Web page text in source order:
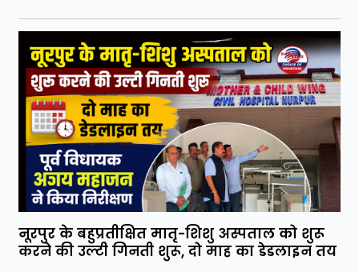
नूरपुर के बहुप्रतीक्षित मातृ-शिशु अस्पताल को शुरू
करने की उल्टी गिनती शुरू, दो माह का डेडलाइन तय